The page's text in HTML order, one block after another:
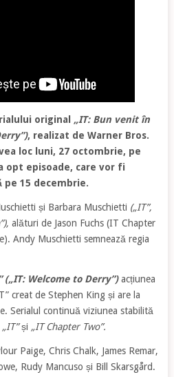
original „IT: Bun venit în
, realizat de Warner Bros.
loc luni, 27 octombrie, pe
opt episoade, care vor fi
pe 15 decembrie.
și Barbara Muschietti („IT”,
alături de Jason Fuchs (IT Chapter
Andy Muschietti semnează regia
Welcome to Derry”)acțiunea
creat de Stephen King și are la
Serialul continuă viziunea stabilită
„IT”și „IT Chapter Two”.
Paige, Chris Chalk, James Remar,
Rudy Mancuso și Bill Skarsgård.